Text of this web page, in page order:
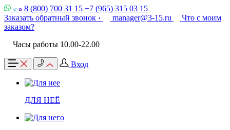
8 (800) 700 31 15 +7 (965) 315 03 15
Заказать обратный звонок ›
manager@3-15.ru
Что с моим
заказом?
Часы работы 10.00-22.00
Вход
ДЛЯ НЕЁ